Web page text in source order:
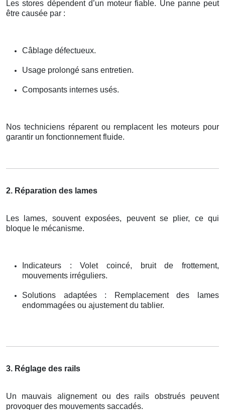
Les stores dépendent d’un moteur fiable. Une panne peut
être causée par :
Câblage défectueux.
Usage prolongé sans entretien.
Composants internes usés.
Nos techniciens réparent ou remplacent les moteurs pour
garantir un fonctionnement fluide.
2. Réparation des lames
Les lames, souvent exposées, peuvent se plier, ce qui
bloque le mécanisme.
Indicateurs : Volet coincé, bruit de frottement,
mouvements irréguliers.
Solutions adaptées : Remplacement des lames
endommagées ou ajustement du tablier.
3. Réglage des rails
Un mauvais alignement ou des rails obstrués peuvent
provoquer des mouvements saccadés.